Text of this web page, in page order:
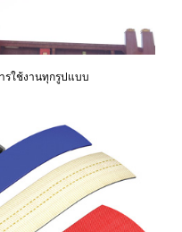
รใช้งานทุกรูปแบบ